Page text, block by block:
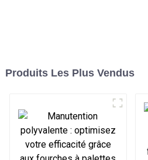
Produits Les Plus Vendus